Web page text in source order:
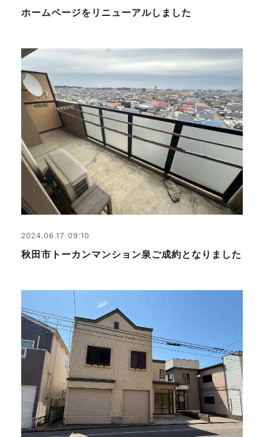
ホームページをリニューアルしました
2024.06.17 09:10
秋田市トーカンマンション泉ご成約となりました